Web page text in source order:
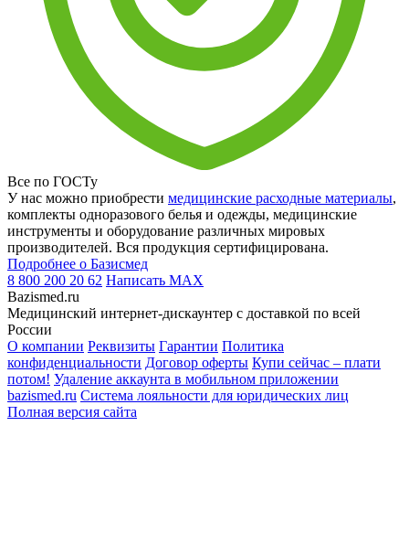
Все по ГОСТу
У нас можно приобрести медицинские расходные материалы,
комплекты одноразового белья и одежды, медицинские
инструменты и оборудование различных мировых
производителей. Вся продукция сертифицирована.
Подробнее о Базисмед
8 800 200 20 62 Написать MAX
Bazismed.ru
Медицинский интернет-дискаунтер с доставкой по всей
России
О компании Реквизиты Гарантии Политика
конфиденциальности Договор оферты Купи сейчас – плати
потом! Удаление аккаунта в мобильном приложении
bazismed.ru Система лояльности для юридических лиц
Полная версия сайта